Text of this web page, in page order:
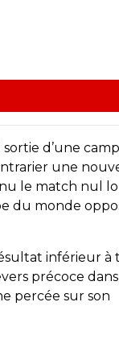
d’une
une
le match nul
du monde
inférieur à
précoce
percée sur son